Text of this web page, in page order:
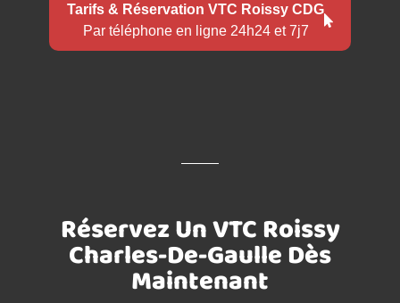
Tarifs & Réservation VTC Roissy CDG
Par téléphone en ligne 24h24 et 7j7
Réservez Un VTC Roissy
Charles-De-Gaulle Dès
Maintenant